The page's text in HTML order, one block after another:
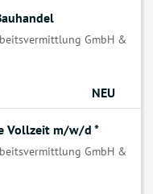
GmbH &
NEU
Vollzeit m/w/d *
GmbH &